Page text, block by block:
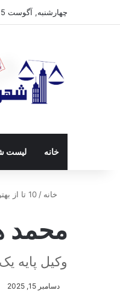
چهارشنبه, آگوست 5 2026
خانه لیست
خانه / 10 تا از بهترین وکیل فردیس 🥇【آپدیت جدید】
محمد
وکیل پایه
دسامبر 15, 2025